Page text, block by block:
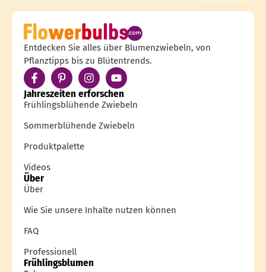
Entdecken Sie alles über Blumenzwiebeln, von
Pflanztipps bis zu Blütentrends.
Jahreszeiten erforschen
Frühlingsblühende Zwiebeln
Sommerblühende Zwiebeln
Produktpalette
Videos
Über
Über
Wie Sie unsere Inhalte nutzen können
FAQ
Professionell
Frühlingsblumen